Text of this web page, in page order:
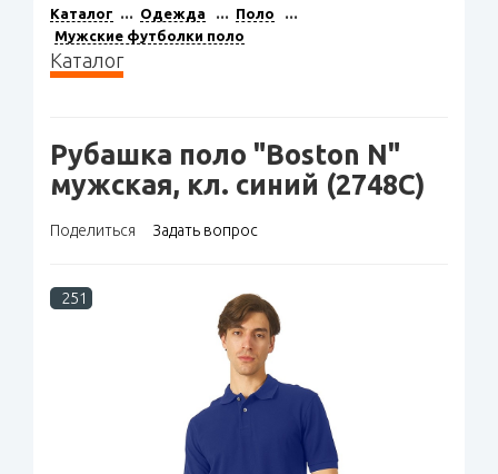
Каталог Одежда
Поло
Мужские футболки поло
Каталог
Рубашка поло "Boston N"
мужская, кл. синий (2748C)
Поделиться Задать вопрос
251